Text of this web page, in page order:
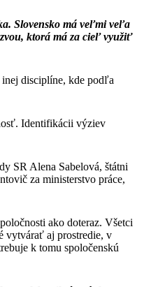
Slovensko má veľmi veľa
ktorá má za cieľ využiť
inej disciplíne, kde podľa
Identifikácii výziev
SR Alena Sabelová, štátni
za ministerstvo práce,
ako doteraz. Všetci
vytvárať aj prostredie, v
k tomu spoločenskú